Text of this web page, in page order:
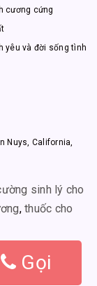
cương cứng
yêu và đời sống tình
Nuys, California,
sinh lý cho
, thuốc cho
Gọi